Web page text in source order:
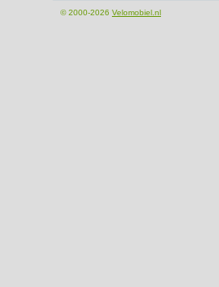
© 2000-2026 Velomobiel.nl